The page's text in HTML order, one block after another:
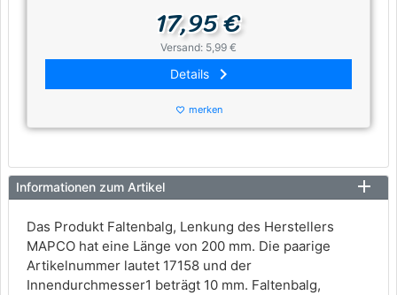
17,95 €
Versand: 5,99 €
Details keyboard_arrow_right
favorite_border merken
Informationen zum Artikel
Das Produkt Faltenbalg, Lenkung des Herstellers
MAPCO hat eine Länge von 200 mm. Die paarige
Artikelnummer lautet 17158 und der
Innendurchmesser1 beträgt 10 mm. Faltenbalg,